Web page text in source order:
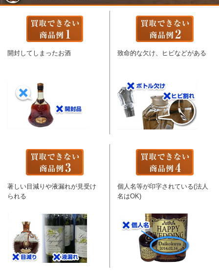
開封してしまったお酒 致命的な欠け、ヒビなどがある
著しい目減りや液漏れが見受け
られる
個人名等が印字されている(法人
名はOK)